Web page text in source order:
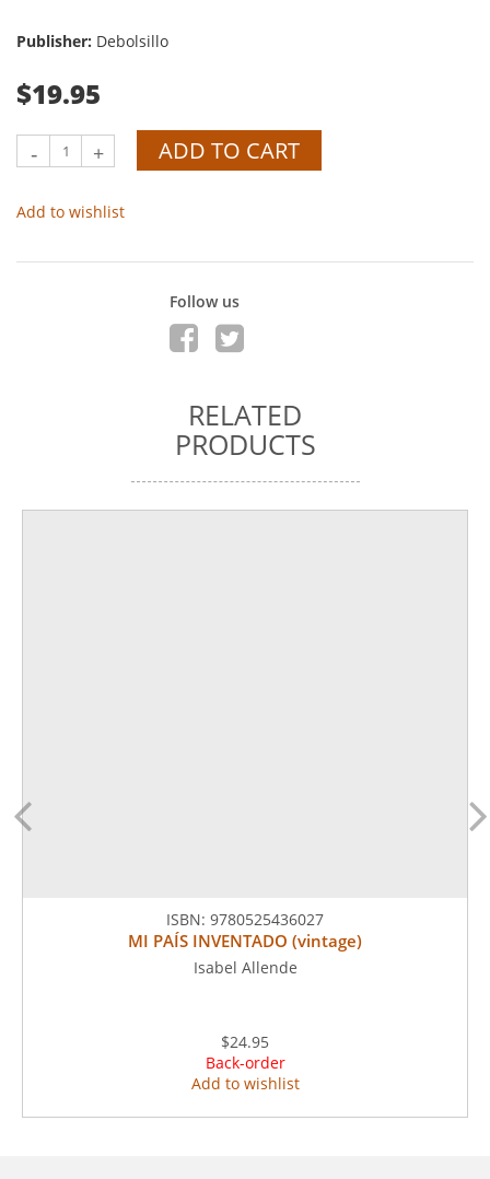
Publisher: Debolsillo
$19.95
- + ADD TO CART
Add to wishlist
Follow us
RELATED
PRODUCTS
ISBN: 9780525436027
MI PAÍS INVENTADO (vintage)
Isabel Allende
$24.95
Back-order
Add to wishlist